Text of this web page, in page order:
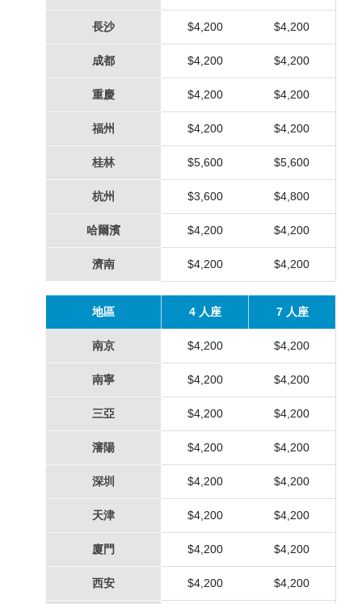
長沙 $4,200 $4,200
成都 $4,200 $4,200
重慶 $4,200 $4,200
福州 $4,200 $4,200
桂林 $5,600 $5,600
杭州 $3,600 $4,800
哈爾濱 $4,200 $4,200
濟南 $4,200 $4,200
地區 4 人座 7 人座
南京 $4,200 $4,200
南寧 $4,200 $4,200
三亞 $4,200 $4,200
瀋陽 $4,200 $4,200
深圳 $4,200 $4,200
天津 $4,200 $4,200
廈門 $4,200 $4,200
西安 $4,200 $4,200